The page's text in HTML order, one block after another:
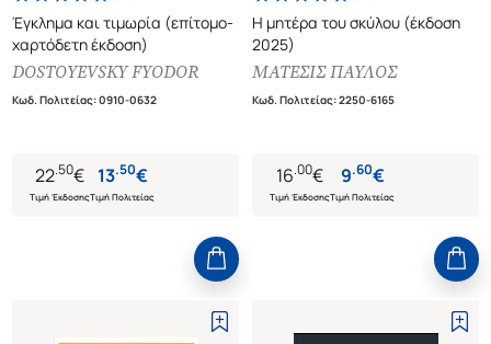
Έγκλημα και τιμωρία (επίτομο-
χαρτόδετη έκδοση)
DOSTOYEVSKY FYODOR
Κωδ. Πολιτείας:0910-0632
22.50€
Τιμή Έκδοσης
13.50€
Τιμή Πολιτείας
Η μητέρα του σκύλου (έκδοση
2025)
ΜΑΤΕΣΙΣ ΠΑΥΛΟΣ
Κωδ. Πολιτείας:2250-6165
16.00€
Τιμή Έκδοσης
9.60€
Τιμή Πολιτείας